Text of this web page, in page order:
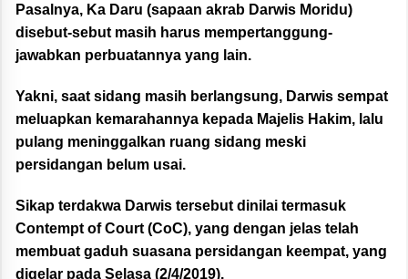
Pasalnya, Ka Daru (sapaan akrab Darwis Moridu)
disebut-sebut masih harus mempertanggung-
jawabkan perbuatannya yang lain.
Yakni, saat sidang masih berlangsung, Darwis sempat
meluapkan kemarahannya kepada Majelis Hakim, lalu
pulang meninggalkan ruang sidang meski
persidangan belum usai.
Sikap terdakwa Darwis tersebut dinilai termasuk
Contempt of Court (CoC), yang dengan jelas telah
membuat gaduh suasana persidangan keempat, yang
digelar pada Selasa (2/4/2019).